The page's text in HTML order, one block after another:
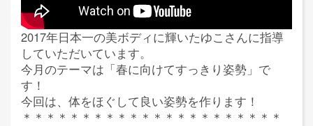
2017年日本一の美ボディに輝いたゆこさんに指導
していただいています。
今月のテーマは「春に向けてすっきり姿勢」で
す！
今回は、体をほぐして良い姿勢を作ります！
＊＊＊＊＊＊＊＊＊＊＊＊＊＊＊＊＊＊＊＊＊＊